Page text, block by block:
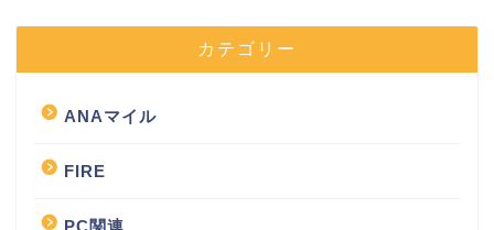
カテゴリー
ANAマイル
FIRE
PC関連